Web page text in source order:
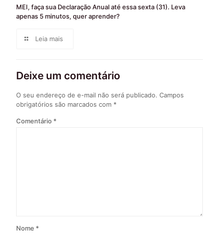
MEI, faça sua Declaração Anual até essa sexta (31). Leva
apenas 5 minutos, quer aprender?
Leia mais
Deixe um comentário
O seu endereço de e-mail não será publicado. Campos
obrigatórios são marcados com *
Comentário *
Nome *